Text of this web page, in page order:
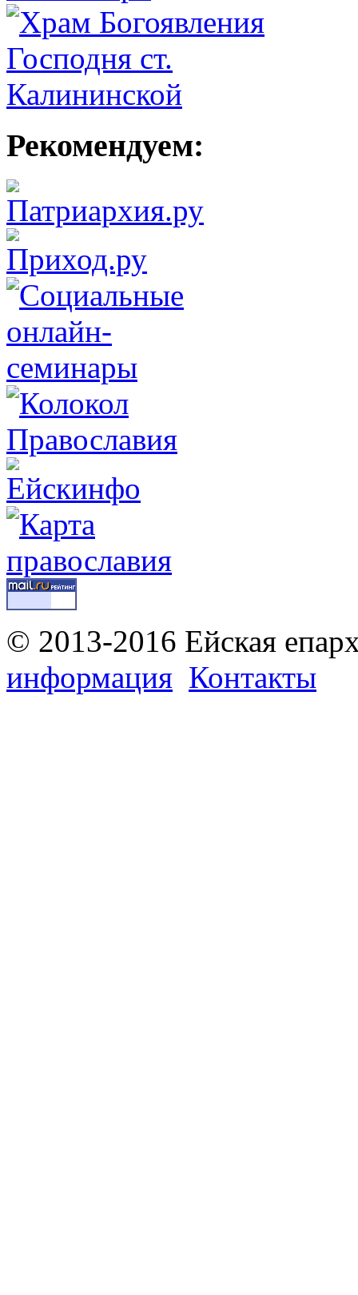
Рекомендуем:
© 2013-2016 Ейская
информация Контакты